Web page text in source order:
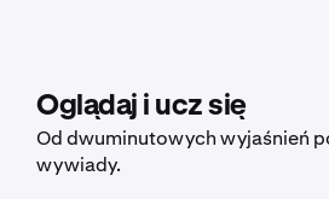
Oglądaj i ucz się
Od dwuminutowych wyjaśnień
wywiady.